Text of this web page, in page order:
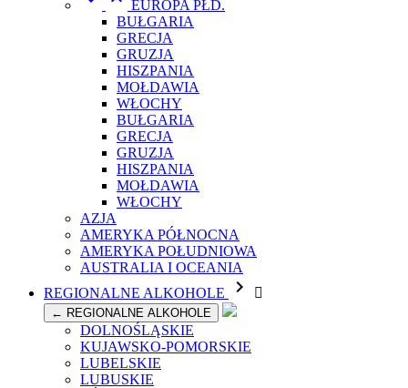
EUROPA PŁD.
BUŁGARIA
GRECJA
GRUZJA
HISZPANIA
MOŁDAWIA
WŁOCHY
BUŁGARIA
GRECJA
GRUZJA
HISZPANIA
MOŁDAWIA
WŁOCHY
AZJA
AMERYKA PÓŁNOCNA
AMERYKA POŁUDNIOWA
AUSTRALIA I OCEANIA
REGIONALNE ALKOHOLE
 
← REGIONALNE ALKOHOLE
DOLNOŚLĄSKIE
KUJAWSKO-POMORSKIE
LUBELSKIE
LUBUSKIE